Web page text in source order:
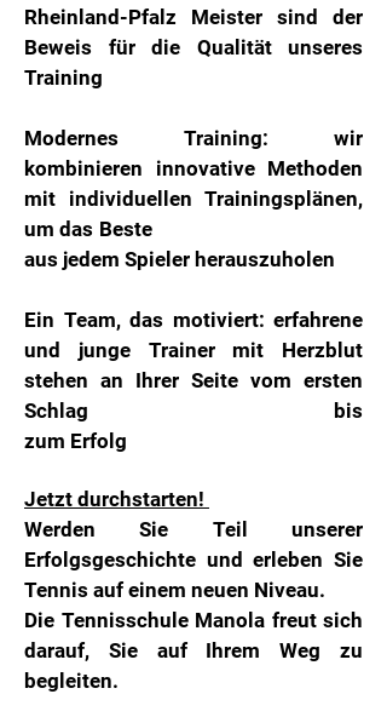
Rheinland-Pfalz Meister sind der
Beweis für die Qualität unseres
Training
Modernes Training: wir
kombinieren innovative Methoden
mit individuellen Trainingsplänen,
um das Beste
aus jedem Spieler herauszuholen
Ein Team, das motiviert: erfahrene
und junge Trainer mit Herzblut
stehen an Ihrer Seite vom ersten
Schlag bis
zum Erfolg
Jetzt durchstarten!
Werden Sie Teil unserer
Erfolgsgeschichte und erleben Sie
Tennis auf einem neuen Niveau.
Die Tennisschule Manola freut sich
darauf, Sie auf Ihrem Weg zu
begleiten.